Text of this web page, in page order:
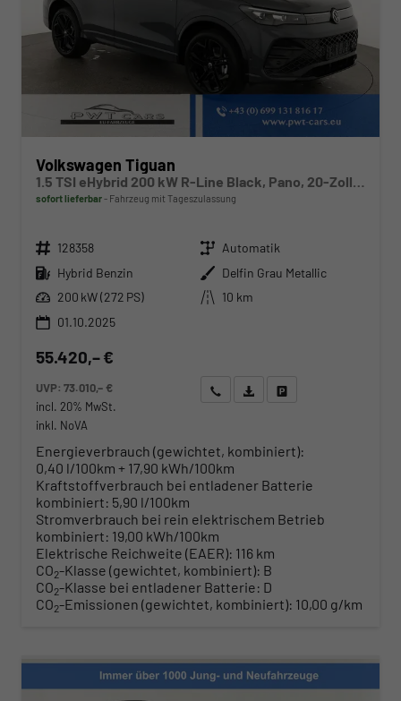
Volkswagen Tiguan
1.5 TSI eHybrid 200 kW R-Line Black, Pano, 20-Zoll, AHK, AreaView, 5-J Garantie
sofort lieferbar Fahrzeug mit Tageszulassung
Fahrzeugnr. 128358 Getriebe Automatik
Kraftstoff Hybrid Benzin Außenfarbe Delfin Grau Metallic
Leistung 200 kW (272 PS) Kilometerstand
10 km
01.10.2025
55.420,– €
UVP:73.010,– €
incl. 20% MwSt.
inkl. NoVA
Wir rufen Sie anAngebot drucken (PDF)
Energieverbrauch (gewichtet, kombiniert):
0,40 l/100km + 17,90 kWh/100km
Kraftstoffverbrauch bei entladener Batterie
kombiniert: 5,90 l/100km
Stromverbrauch bei rein elektrischem Betrieb
kombiniert: 19,00 kWh/100km
Elektrische Reichweite (EAER): 116 km
CO2-Klasse (gewichtet, kombiniert): B
CO2-Klasse bei entladener Batterie: D
CO2-Emissionen (gewichtet, kombiniert): 10,00 g/km